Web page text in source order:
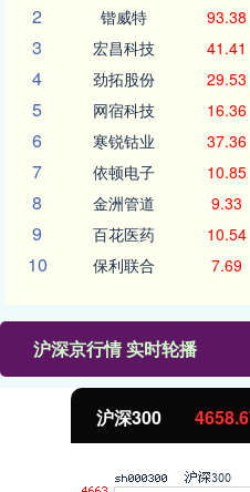
2 锴威特 93.38
3 宏昌科技 41.41
4 劲拓股份 29.53
5 网宿科技 16.36
6 寒锐钴业 37.36
7 依顿电子 10.85
8 金洲管道 9.33
9 百花医药 10.54
10 保利联合 7.69
沪深京行情 实时轮播
北证50